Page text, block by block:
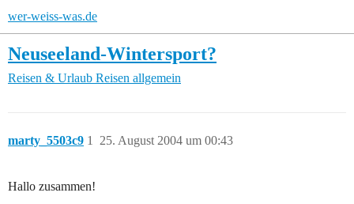
wer-weiss-was.de
Neuseeland-Wintersport?
Reisen & Urlaub Reisen allgemein
marty_5503c9 25. August 2004 um 00:43
1
Hallo zusammen!